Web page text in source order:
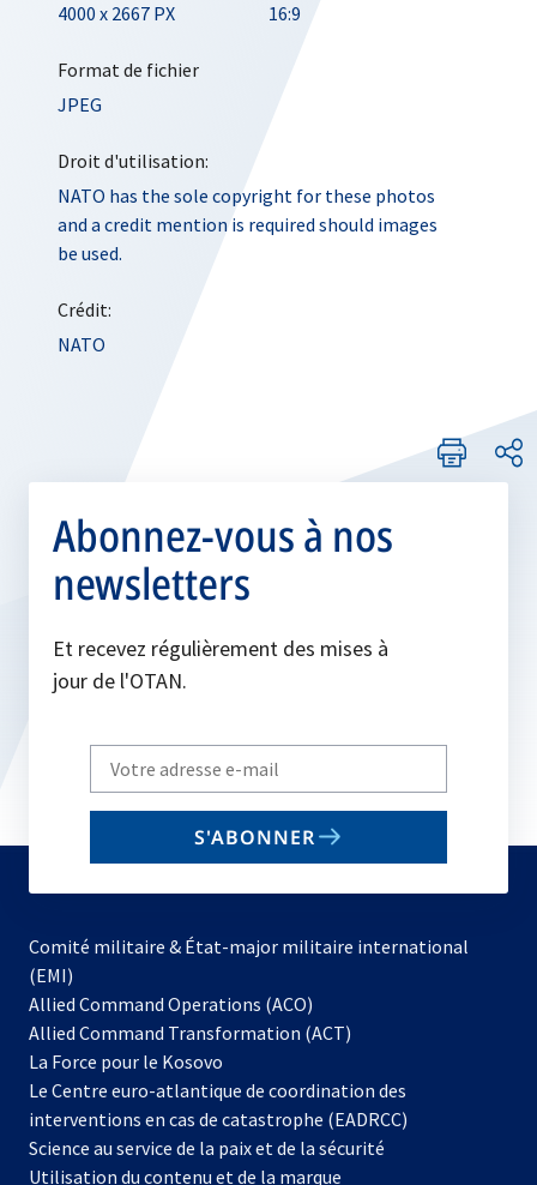
4000 x 2667 PX
16:9
Format de fichier
JPEG
Droit d'utilisation:
NATO has the sole copyright for these photos
and a credit mention is required should images
be used.
Crédit:
NATO
Abonnez-vous à nos
newsletters
Et recevez régulièrement des mises à
jour de l'OTAN.
Write
your
email
S'ABONNER
Comité militaire & État-major militaire international
(EMI)
Allied Command Operations (ACO)
dans
nouvel
onglet
Allied Command Transformation (ACT)
La Force pour le Kosovo
dans
un
nouvel
onglet
Le Centre euro-atlantique de coordination des
interventions en cas de catastrophe (EADRCC)
Science au service de la paix et de la sécurité
Utilisation du contenu et de la marque